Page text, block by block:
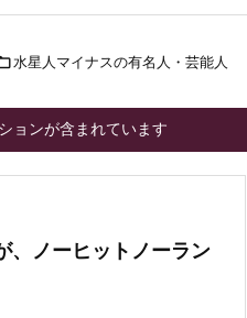


次へ

水星人マイナスの有名人・芸能人
ョンが含まれています
、ノーヒットノーラン